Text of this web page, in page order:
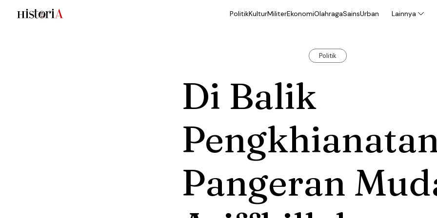
PolitikKulturMiliterEkonomiOlahragaSainsUrban Lainnya
Politik
Di Balik
Pangeran